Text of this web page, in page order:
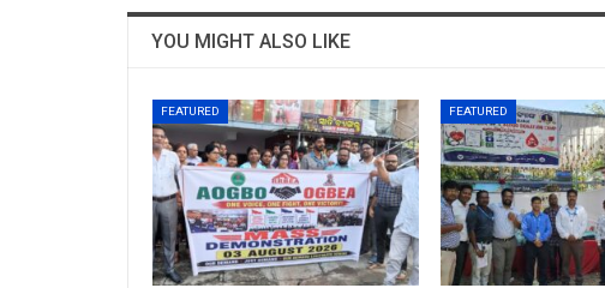
YOU MIGHT ALSO LIKE
FEATURED FEATURED